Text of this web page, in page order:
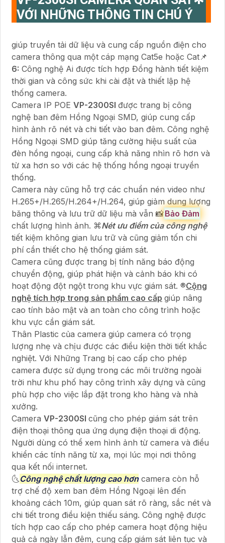
VỚI NHỮNG THÔNG TIN CHÚ Ý
giúp truyền tải dữ liệu và cung cấp nguồn điện cho
camera thông qua một cáp mạng Cat5e hoặc Cat📌
6: Công nghệ Ai được tích hợp Đồng hành tiết kiệm
thời gian và công sức khi cài đặt và thiết lập hệ
thống camera.
Camera IP POE VP-2300SI được trang bị công
nghệ ban đêm Hồng Ngoại SMD, giúp cung cấp
hình ảnh rõ nét và chi tiết vào ban đêm. Công nghệ
Hồng Ngoại SMD giúp tăng cường hiệu suất của
đèn hồng ngoại, cung cấp khả năng nhìn rõ hơn và
từ xa hơn so với các hệ thống hồng ngoại truyền
thống.
Camera này cũng hỗ trợ các chuẩn nén video như
H.265+/H.265/H.264+/H.264, giúp giảm dung lượng
băng thông và lưu trữ dữ liệu mà vẫn 📸Bảo Đảm
chất lượng hình ảnh. ⌘Nét ưu điểm của công nghệ
tiết kiệm không gian lưu trữ và cũng giảm tốn chi
phí cần thiết cho hệ thống giám sát.
Camera cũng được trang bị tính năng báo động
chuyển động, giúp phát hiện và cảnh báo khi có
hoạt động đột ngột trong khu vực giám sát. ®️Cộng
nghệ tích hợp trong sản phẩm cao cấp giúp nâng
cao tính bảo mật và an toàn cho công trình hoặc
khu vực cần giám sát.
Thân Plastic của camera giúp camera có trọng
lượng nhẹ và chịu được các điều kiện thời tiết khắc
nghiệt. Với Những Trang bị cao cấp cho phép
camera được sử dụng trong các môi trường ngoài
trời như khu phố hay công trình xây dựng và cũng
phù hợp cho việc lắp đặt trong kho hàng và nhà
xưởng.
Camera VP-2300SI cũng cho phép giám sát trên
điện thoại thông qua ứng dụng điện thoại di động.
Người dùng có thể xem hình ảnh từ camera và điều
khiển các tính năng từ xa, mọi lúc mọi nơi thông
qua kết nối internet.
🌜Công nghệ chất lượng cao hơncamera còn hỗ
trợ chế độ xem ban đêm Hồng Ngoại lên đến
khoảng cách 10m, giúp quan sát rõ ràng, sắc nét và
chi tiết trong điều kiện thiếu sáng. Công nghệ được
tích hợp cao cấp cho phép camera hoạt động hiệu
quả cả ngày lẫn đêm, cung cấp giám sát liên tục và